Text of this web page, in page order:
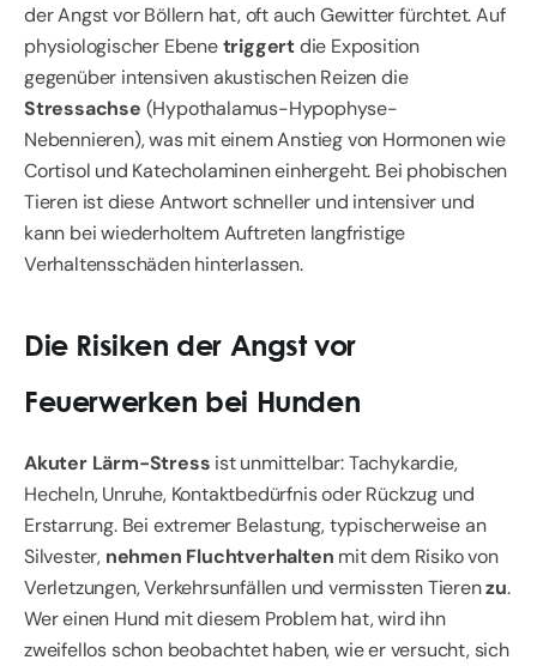
der Angst vor Böllern hat, oft auch Gewitter fürchtet. Auf
physiologischer Ebenetriggertdie Exposition
gegenüber intensiven akustischen Reizen die
Stressachse (Hypothalamus-Hypophyse-
Nebennieren), was mit einem Anstieg von Hormonen wie
Cortisol und Katecholaminen einhergeht. Bei phobischen
Tieren ist diese Antwort schneller und intensiver und
kann bei wiederholtem Auftreten langfristige
Verhaltensschäden hinterlassen.
Die Risiken der Angst vor
Feuerwerken bei Hunden
Akuter Lärm-Stress ist unmittelbar: Tachykardie,
Hecheln, Unruhe, Kontaktbedürfnis oder Rückzug und
Erstarrung. Bei extremer Belastung, typischerweise an
Silvester, nehmen Fluchtverhalten mit dem Risiko von
Verletzungen, Verkehrsunfällen und vermissten Tierenzu.
Wer einen Hund mit diesem Problem hat, wird ihn
zweifellos schon beobachtet haben, wie er versucht, sich